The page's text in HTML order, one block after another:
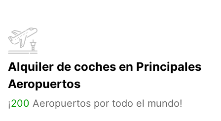
Alquiler de coches en Principales
Aeropuertos
¡200 Aeropuertos por todo el mundo!